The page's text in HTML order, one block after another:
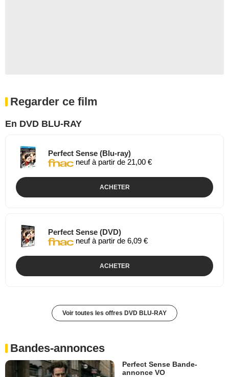
Regarder ce film
En DVD BLU-RAY
Perfect Sense (Blu-ray)
neuf à partir de 21,00 €
ACHETER
Perfect Sense (DVD)
neuf à partir de 6,09 €
ACHETER
Voir toutes les offres DVD BLU-RAY
Bandes-annonces
Perfect Sense Bande-
annonce VO